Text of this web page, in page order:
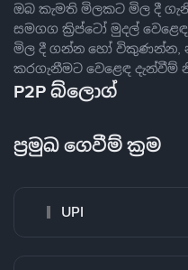
ඔබ කැමති මිලකට මිල දී
සමගග ක්‍රිප්ටෝ මුදල්
මිල දී ගන්න හෝ විකුණන්න,
කරගැනීමට වෙළෙඳ
P2P බ්ලොග්
ප්‍රමුඛ ගෙවීම් ක්‍රම
UPI